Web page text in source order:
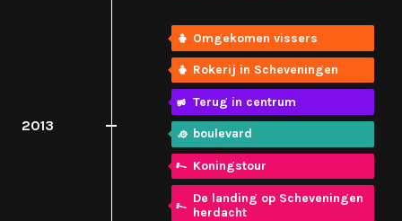
2013
Omgekomen vissers
Rokerij in Scheveningen
Terug in centrum
boulevard
Koningstour
De landing op Scheveningen
herdacht